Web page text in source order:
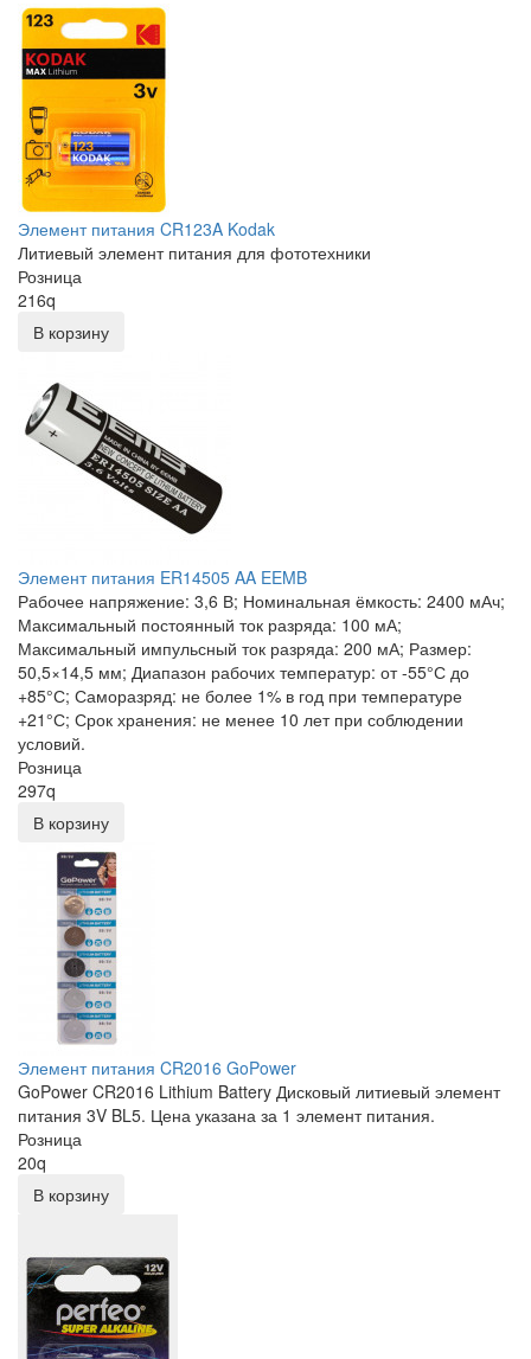
Элемент питания CR123A Kodak
Литиевый элемент питания для фототехники
Розница
216q
В корзину
Элемент питания ER14505 AA EEMB
Рабочее напряжение: 3,6 В; Номинальная ёмкость: 2400 мАч;
Максимальный постоянный ток разряда: 100 мА;
Максимальный импульсный ток разряда: 200 мА; Размер:
50,5×14,5 мм; Диапазон рабочих температур: от -55°С до
+85°С; Саморазряд: не более 1% в год при температуре
+21°С; Срок хранения: не менее 10 лет при соблюдении
условий.
Розница
297q
В корзину
Элемент питания CR2016 GoPower
GoPower CR2016 Lithium Battery Дисковый литиевый элемент
питания 3V BL5. Цена указана за 1 элемент питания.
Розница
20q
В корзину